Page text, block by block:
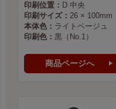
印刷位置： D 中央
印刷サイズ： 26 × 100mm
本体色： ライトベージュ
印刷色： 黒（No.1）
商品ページへ